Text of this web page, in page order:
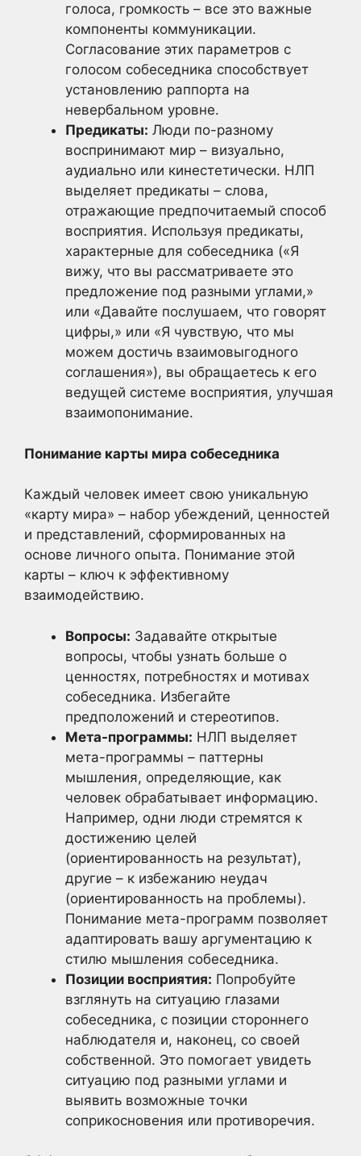
голоса, громкость – все это важные
компоненты коммуникации.
Согласование этих параметров с
голосом собеседника способствует
установлению раппорта на
невербальном уровне.
Предикаты: Люди по-разному
воспринимают мир – визуально,
аудиально или кинестетически. НЛП
выделяет предикаты – слова,
отражающие предпочитаемый способ
восприятия. Используя предикаты,
характерные для собеседника («Я
вижу, что вы рассматриваете это
предложение под разными углами,»
или «Давайте послушаем, что говорят
цифры,» или «Я чувствую, что мы
можем достичь взаимовыгодного
соглашения»), вы обращаетесь к его
ведущей системе восприятия, улучшая
взаимопонимание.
Понимание карты мира собеседника
Каждый человек имеет свою уникальную
«карту мира» – набор убеждений, ценностей
и представлений, сформированных на
основе личного опыта. Понимание этой
карты – ключ к эффективному
взаимодействию.
Вопросы: Задавайте открытые
вопросы, чтобы узнать больше о
ценностях, потребностях и мотивах
собеседника. Избегайте
предположений и стереотипов.
Мета-программы: НЛП выделяет
мета-программы – паттерны
мышления, определяющие, как
человек обрабатывает информацию.
Например, одни люди стремятся к
достижению целей
(ориентированность на результат),
другие – к избежанию неудач
(ориентированность на проблемы).
Понимание мета-программ позволяет
адаптировать вашу аргументацию к
стилю мышления собеседника.
Позиции восприятия: Попробуйте
взглянуть на ситуацию глазами
собеседника, с позиции стороннего
наблюдателя и, наконец, со своей
собственной. Это помогает увидеть
ситуацию под разными углами и
выявить возможные точки
соприкосновения или противоречия.